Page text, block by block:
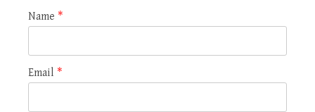
Name *
Email *